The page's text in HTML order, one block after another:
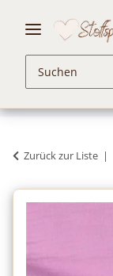
Zurück zur Liste